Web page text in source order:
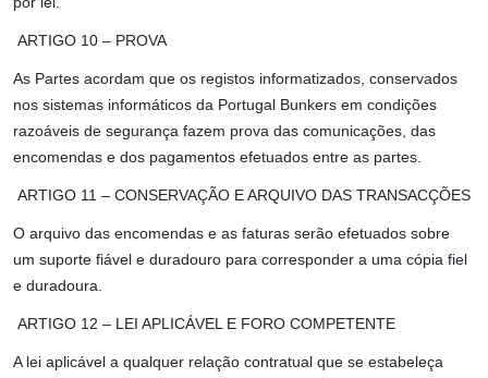
ARTIGO 10 – PROVA
As Partes acordam que os registos informatizados, conservados
nos sistemas informáticos da Portugal Bunkers em condições
razoáveis de segurança fazem prova das comunicações, das
encomendas e dos pagamentos efetuados entre as partes.
ARTIGO 11 – CONSERVAÇÃO E ARQUIVO DAS TRANSACÇÕES
O arquivo das encomendas e as faturas serão efetuados sobre
um suporte fiável e duradouro para corresponder a uma cópia fiel
e duradoura.
ARTIGO 12 – LEI APLICÁVEL E FORO COMPETENTE
A lei aplicável a qualquer relação contratual que se estabeleça